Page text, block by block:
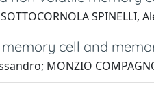
SPINELLI,
cell and
MONZIO